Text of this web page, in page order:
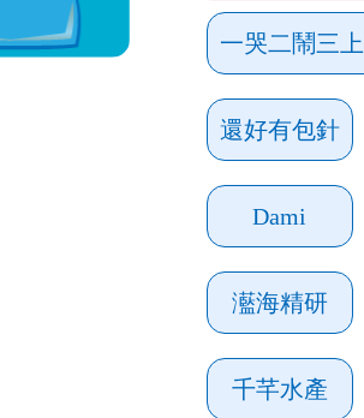
一哭二鬧三
還好有包針
Dami
灆海精研
千芊水產